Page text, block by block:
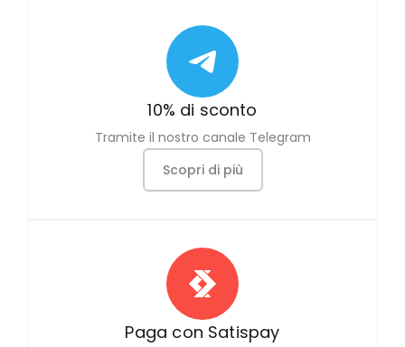
10% di sconto
Tramite il nostro canale Telegram
Scopri di più
Paga con Satispay